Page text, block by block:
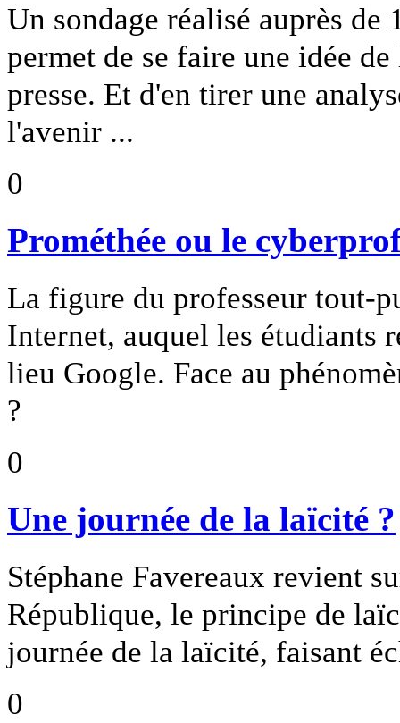
Un sondage réalisé auprès
permet de se faire une idée
presse. Et d'en tirer une
l'avenir ...
0
Prométhée ou le
La figure du professeur tout-
Internet, auquel les étudiants
lieu Google. Face au
?
0
Une journée de la laïcité ?
Stéphane Favereaux revient
République, le principe de
journée de la laïcité, faisant
0